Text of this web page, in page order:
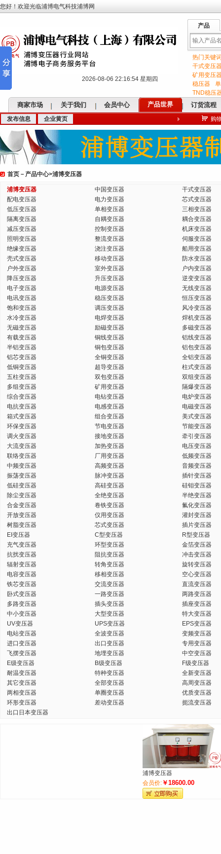
您好！欢迎光临浦博电气科技浦博网
2026-08-06 22:16:55 星期四
产品
输
键
词
热门关键
干式变压
矿用变压
稳压器
TND稳压
商家市场 关于我们 会员中心 产品世界 订货流程
发布信息 企业黄页 购
首页 － 产品中心>浦博变压器
浦博变压器 中国变压器
干式变压器
配电变压器
电力变压器
芯式变压器
低压变压器
单相变压器
三相变压器
隔离变压器
自耦变压器
耦合变压器
减压变压器
控制变压器
机床变压器
照明变压器
整流变压器
伺服变压器
绝缘变压器
浇注变压器
船用变压器
壳式变压器
移动变压器
防水变压器
户外变压器
室外变压器
户内变压器
降压变压器
升压变压器
逆变变压器
电子变压器
电源变压器
无线变压器
电讯变压器
稳压变压器
恒压变压器
饱和变压器
调压变压器
风冷变压器
水冷变压器
电焊变压器
焊机变压器
无磁变压器
励磁变压器
多磁变压器
有载变压器
铜线变压器
铝线变压器
半铝变压器
铜包变压器
铝包变压器
铝芯变压器
全铜变压器
全铝变压器
低铜变压器
超导变压器
柱式变压器
五柱变压器
双包变压器
双组变压器
多组变压器
矿用变压器
隔爆变压器
综合变压器
电钻变压器
电炉变压器
电抗变压器
电感变压器
电磁变压器
箱式变压器
组合变压器
美式变压器
环保变压器
节电变压器
节能变压器
调火变压器
接地变压器
牵引变压器
大流变压器
加热变压器
电压变压器
联络变压器
厂用变压器
低频变压器
中频变压器
高频变压器
音频变压器
振荡变压器
脉冲变压器
插针变压器
低硅变压器
高硅变压器
硅钼变压器
除尘变压器
全绝变压器
半绝变压器
合金变压器
卷铁变压器
氟化变压器
开放变压器
仪用变压器
灌封变压器
树脂变压器
芯式变压器
插片变压器
EI变压器
C型变压器
R型变压器
充气变压器
环型变压器
金箔变压器
抗扰变压器
阻抗变压器
冲击变压器
辐射变压器
转角变压器
旋转变压器
电容变压器
移相变压器
空心变压器
铁芯变压器
交流变压器
直流变压器
卧式变压器
一路变压器
两路变压器
多路变压器
插头变压器
插座变压器
中小变压器
大型变压器
特大变压器
UV变压器
UPS变压器
EPS变压器
电站变压器
全波变压器
变频变压器
进口变压器
出口变压器
专用变压器
飞摆变压器
地埋变压器
中空变压器
E级变压器
B级变压器
F级变压器
耐温变压器
特种变压器
全新变压器
其它变压器
全部变压器
高周变压器
两相变压器
单圈变压器
优质变压器
环形变压器
差动变压器
扼流变压器
出口日本变压器
浦博变压器
会员价:￥18600.00